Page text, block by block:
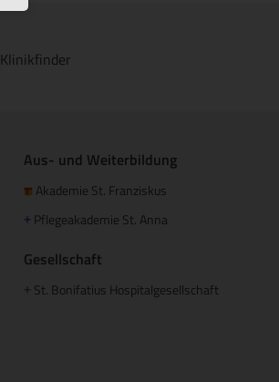
Klinikfinder
Aus- und Weiterbildung
Akademie St. Franziskus
+ Pflegeakademie St. Anna
Gesellschaft
St. Bonifatius Hospitalgesellschaft